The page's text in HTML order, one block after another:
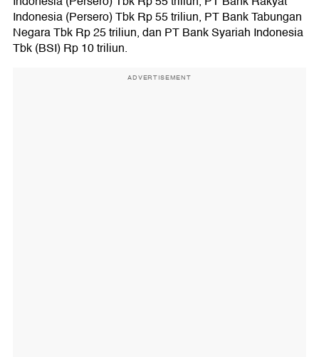
Indonesia (Persero) Tbk Rp 55 triliun, PT Bank Tabungan
Negara Tbk Rp 25 triliun, dan PT Bank Syariah Indonesia
Tbk (BSI) Rp 10 triliun.
ADVERTISEMENT